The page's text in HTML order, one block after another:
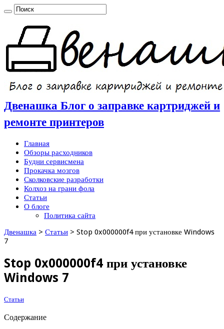
Двенашка Блог о заправке картриджей и
ремонте принтеров
Главная
Обзоры расходников
Будни сервисмена
Прокачка мозгов
Сколковские разработки
Колхоз на грани фола
Статьи
О блоге
Политика сайта
Двенашка > Статьи > Stop 0x000000f4 при установке Windows
7
Stop 0x000000f4 при установке
Windows 7
Статьи
Содержание